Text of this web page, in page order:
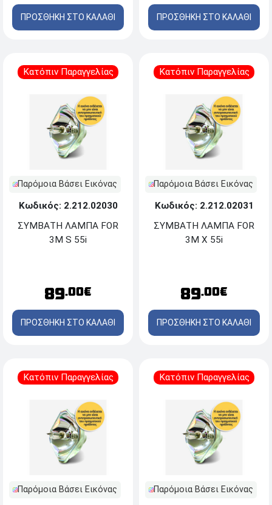
ΠΡΟΣΘΗΚΗ ΣΤΟ ΚΑΛΑΘΙ ΠΡΟΣΘΗΚΗ ΣΤΟ ΚΑΛΑΘΙ
Κατόπιν Παραγγελίας
Παρόμοια Βάσει Εικόνας
Κωδικός: 2.212.02030
ΣΥΜΒΑΤΗ ΛΑΜΠΑ FOR
3M S 55i
89.00€
ΠΡΟΣΘΗΚΗ ΣΤΟ ΚΑΛΑΘΙ
Κατόπιν Παραγγελίας
Παρόμοια Βάσει Εικόνας
Κωδικός: 2.212.02031
ΣΥΜΒΑΤΗ ΛΑΜΠΑ FOR
3M X 55i
89.00€
ΠΡΟΣΘΗΚΗ ΣΤΟ ΚΑΛΑΘΙ
Κατόπιν Παραγγελίας
Παρόμοια Βάσει Εικόνας
Κατόπιν Παραγγελίας
Παρόμοια Βάσει Εικόνας